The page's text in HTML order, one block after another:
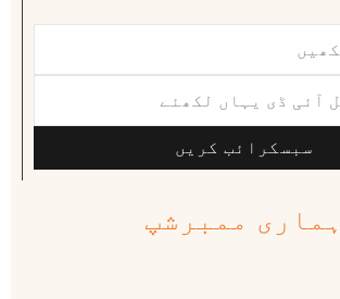
سبسکرائب کریں
ہماری ممبرشپ